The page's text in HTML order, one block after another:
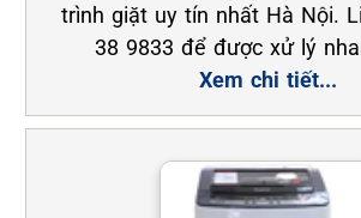
trình giặt uy tín nhất Hà Nội.
38 9833 để được xử lý
Xem chi tiết...